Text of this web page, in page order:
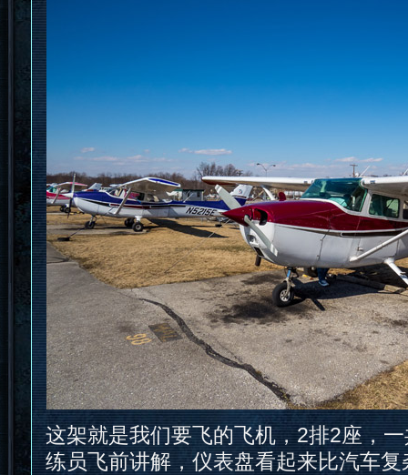
这架就是我们要飞的飞机，2排2座，
练员飞前讲解，仪表盘看起来比汽车